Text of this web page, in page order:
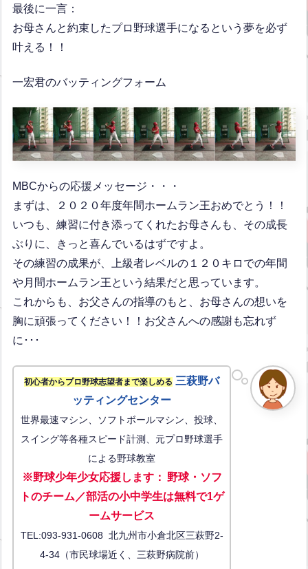
最後に一言：
お母さんと約束したプロ野球選手になるという夢を必ず
叶える！！
一宏君のバッティングフォーム
MBCからの応援メッセージ・・・
まずは、２０２０年度年間ホームラン王おめでとう！！
いつも、練習に付き添ってくれたお母さんも、その成長
ぶりに、きっと喜んでいるはずですよ。
その練習の成果が、上級者レベルの１２０キロでの年間
や月間ホームラン王という結果だと思っています。
これからも、お父さんの指導のもと、お母さんの想いを
胸に頑張ってください！！お父さんへの感謝も忘れず
に･･･
初心者からプロ野球志望者まで楽しめる 三萩野バ
ッティングセンター
世界最速マシン、ソフトボールマシン、投球、
スイング等各種スピード計測、元プロ野球選手
による野球教室
※野球少年少女応援します： 野球・ソフ
トのチーム／部活の小中学生は無料で1ゲ
ームサービス
TEL:093-931-0608 北九州市小倉北区三萩野2-
4-34（市民球場近く、三萩野病院前）